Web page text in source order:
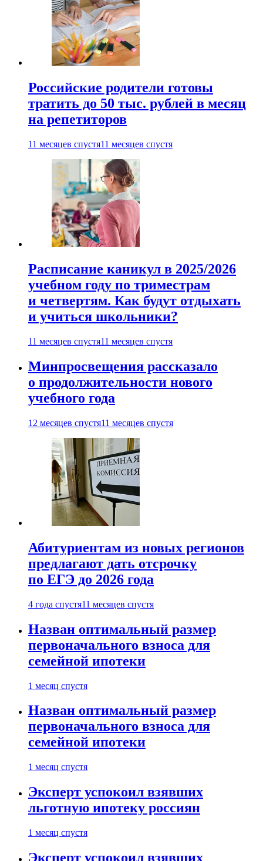
Российские родители готовы
тратить до 50 тыс. рублей в месяц
на репетиторов
11 месяцев спустя11 месяцев спустя
Расписание каникул в 2025/2026
учебном году по триместрам
и четвертям. Как будут отдыхать
и учиться школьники?
11 месяцев спустя11 месяцев спустя
Минпросвещения рассказало
о продолжительности нового
учебного года
12 месяцев спустя11 месяцев спустя
Абитуриентам из новых регионов
предлагают дать отсрочку
по ЕГЭ до 2026 года
4 года спустя11 месяцев спустя
Назван оптимальный размер
первоначального взноса для
семейной ипотеки
1 месяц спустя
Назван оптимальный размер
первоначального взноса для
семейной ипотеки
1 месяц спустя
Эксперт успокоил взявших
льготную ипотеку россиян
1 месяц спустя
Эксперт успокоил взявших